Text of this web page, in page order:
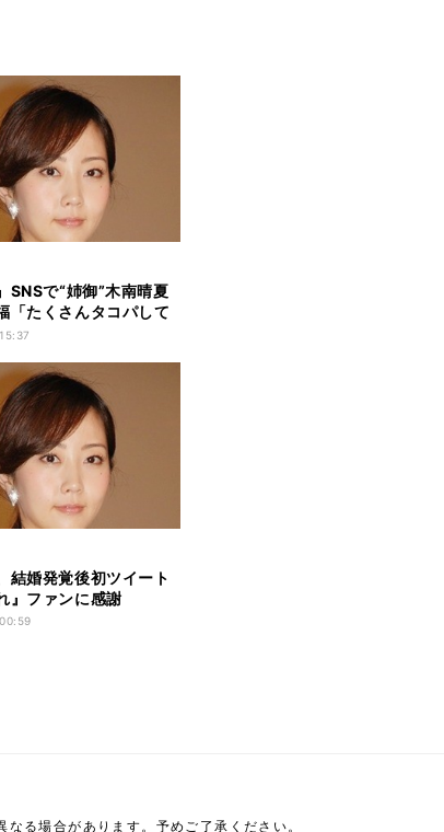
SNSで“姉御”木南晴夏
「たくさんタコパして
結婚発覚後初ツイート
』ファンに感謝
る場合があります。予めご了承ください。